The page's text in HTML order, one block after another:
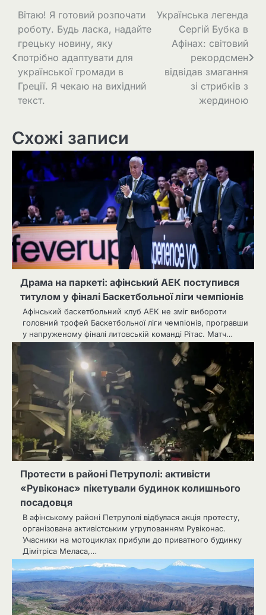
Вітаю! Я готовий розпочати
роботу. Будь ласка, надайте
грецьку новину, яку
потрібно адаптувати для
української громади в
Греції. Я чекаю на вихідний
текст.
Українська легенда
Сергій Бубка в
Афінах: світовий
рекордсмен
відвідав змагання
зі стрибків з
жердиною
Схожі записи
Драма на паркеті: афінський АЕК поступився
титулом у фіналі Баскетбольної ліги чемпіонів
Афінський баскетбольний клуб АЕК не зміг вибороти
головний трофей Баскетбольної ліги чемпіонів, програвши
у напруженому фіналі литовській команді Рітас. Матч…
Протести в районі Петруполі: активісти
«Рувіконас» пікетували будинок колишнього
посадовця
В афінському районі Петруполі відбулася акція протесту,
організована активістським угрупованням Рувіконас.
Учасники на мотоциклах прибули до приватного будинку
Дімітріса Меласа,…